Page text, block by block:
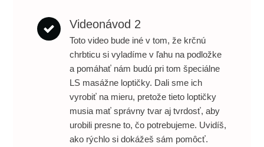
Videonávod 2
Toto video bude iné v tom, že krčnú
chrbticu si vyladíme v ľahu na podložke
a pomáhať nám budú pri tom špeciálne
LS masážne loptičky. Dali sme ich
vyrobiť na mieru, pretože tieto loptičky
musia mať správny tvar aj tvrdosť, aby
urobili presne to, čo potrebujeme. Uvidíš,
ako rýchlo si dokážeš sám pomôcť.